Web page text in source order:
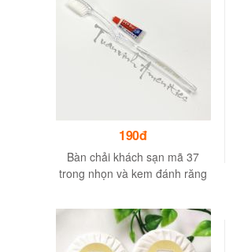
190đ
Bàn chải khách sạn mã 37
trong nhọn và kem đánh răng